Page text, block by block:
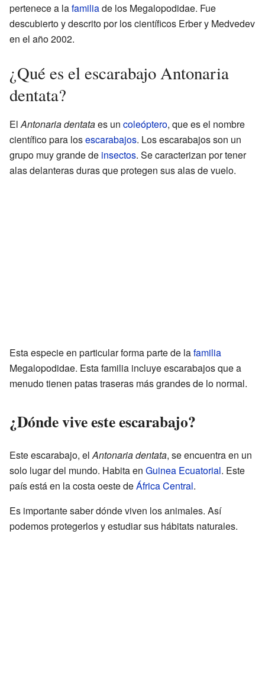
pertenece a lafamiliade los Megalopodidae. Fue
descubierto y descrito por los científicos Erber y Medvedev
en el año 2002.
¿Qué es el escarabajo Antonaria
dentata?
ElAntonaria dentataes un coleóptero, que es el nombre
científico para losescarabajos. Los escarabajos son un
grupo muy grande de insectos. Se caracterizan por tener
alas delanteras duras que protegen sus alas de vuelo.
Esta especie en particular forma parte de lafamilia
Megalopodidae. Esta familia incluye escarabajos que a
menudo tienen patas traseras más grandes de lo normal.
¿Dónde vive este escarabajo?
Este escarabajo, elAntonaria dentata, se encuentra en un
solo lugar del mundo. Habita en Guinea Ecuatorial. Este
país está en la costa oeste deÁfrica Central.
Es importante saber dónde viven los animales. Así
podemos protegerlos y estudiar sus hábitats naturales.